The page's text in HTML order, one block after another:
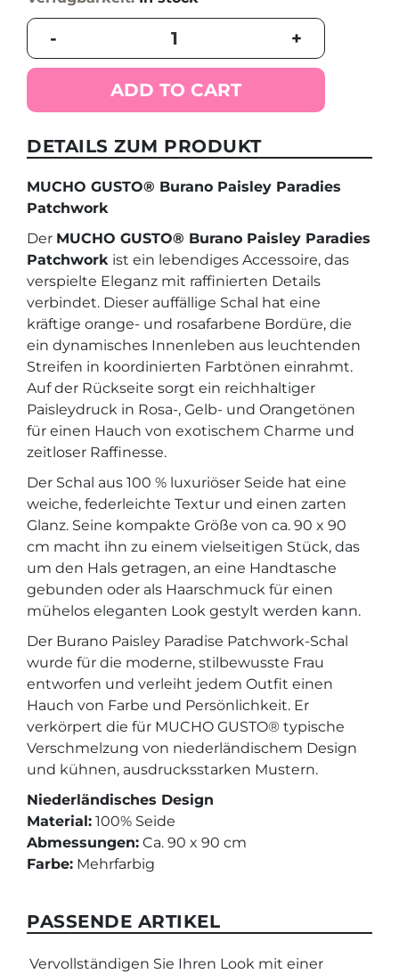
-
Burano
Paradies
Patchwork
+
ADD TO CART
DETAILS ZUM PRODUKT
MUCHO GUSTO® Burano Paisley Paradies
Patchwork
Der MUCHO GUSTO® Burano Paisley Paradies
Patchwork ist ein lebendiges Accessoire, das
verspielte Eleganz mit raffinierten Details
verbindet. Dieser auffällige Schal hat eine
kräftige orange- und rosafarbene Bordüre, die
ein dynamisches Innenleben aus leuchtenden
Streifen in koordinierten Farbtönen einrahmt.
Auf der Rückseite sorgt ein reichhaltiger
Paisleydruck in Rosa-, Gelb- und Orangetönen
für einen Hauch von exotischem Charme und
zeitloser Raffinesse.
Der Schal aus 100 % luxuriöser Seide hat eine
weiche, federleichte Textur und einen zarten
Glanz. Seine kompakte Größe von ca. 90 x 90
cm macht ihn zu einem vielseitigen Stück, das
um den Hals getragen, an eine Handtasche
gebunden oder als Haarschmuck für einen
mühelos eleganten Look gestylt werden kann.
Der Burano Paisley Paradise Patchwork-Schal
wurde für die moderne, stilbewusste Frau
entworfen und verleiht jedem Outfit einen
Hauch von Farbe und Persönlichkeit. Er
verkörpert die für MUCHO GUSTO® typische
Verschmelzung von niederländischem Design
und kühnen, ausdrucksstarken Mustern.
Niederländisches Design
Material: 100% Seide
Abmessungen: Ca. 90 x 90 cm
Farbe: Mehrfarbig
PASSENDE ARTIKEL
Vervollständigen Sie Ihren Look mit einer